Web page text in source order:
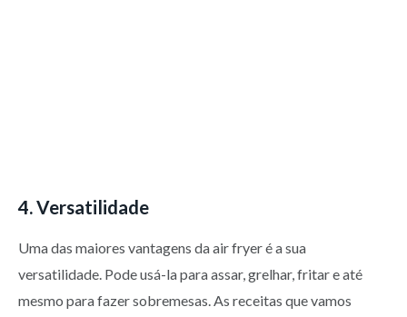
4. Versatilidade
Uma das maiores vantagens da air fryer é a sua
versatilidade. Pode usá-la para assar, grelhar, fritar e até
mesmo para fazer sobremesas. As receitas que vamos